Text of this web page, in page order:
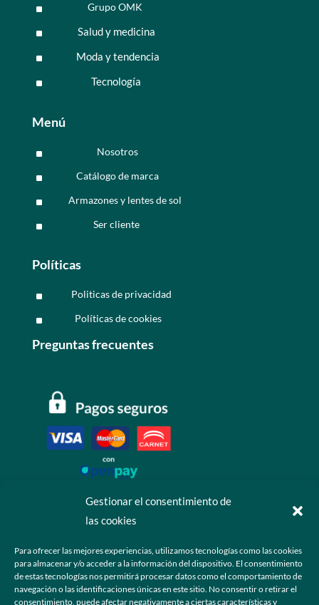
Gestionar el consentimiento de
las cookies
Para ofrecer las mejores experiencias, utilizamos tecnologías como las cookies
para almacenar y/o acceder a la información del dispositivo. El consentimiento
de estas tecnologías nos permitirá procesar datos como el comportamiento de
navegación o las identificaciones únicas en este sitio. No consentir o retirar el
consentimiento, puede afectar negativamente a ciertas características y
^ Grupo OMK
^ Salud y medicina
^ Moda y tendencia
^ Tecnología
Menú
^ Nosotros
^ Catálogo de marca
^ Armazones y lentes de sol
^ Ser cliente
Políticas
^ Politicas de privacidad
^ Políticas de cookies
Preguntas frecuentes
 +52 55 6173 7725 (Ventas)
 hola@grupo-omk.com